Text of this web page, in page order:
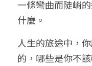
一條彎曲而陡峭
什麼。
人生的旅途中，
的，哪些是你不